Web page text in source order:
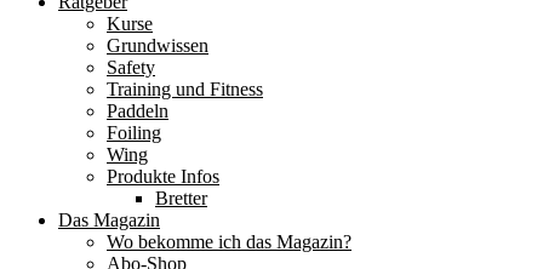
Kurse
Grundwissen
Safety
Training und Fitness
Paddeln
Foiling
Wing
Produkte Infos
Bretter
Das Magazin
Wo bekomme ich das Magazin?
Abo-Shop